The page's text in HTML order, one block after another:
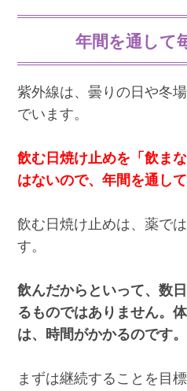
年間を通して
紫外線は、曇りの日や冬
でいます。
飲む日焼け止めを「飲ま
はないので、年間を通し
飲む日焼け止めは、薬で
す。
飲んだからといって、数
るものではありません。
は、時間がかかるのです。
まずは継続することを目